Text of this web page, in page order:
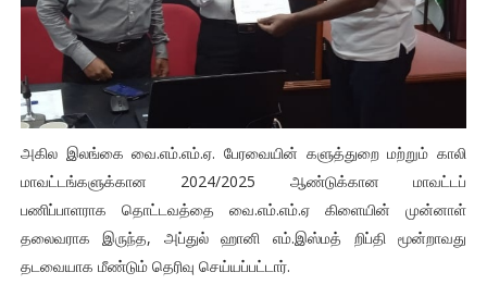
அகில இலங்கை வை.எம்.எம்.ஏ. பேரவையின் களுத்துறை மற்றும் காலி
மாவட்டங்களுக்கான 2024/2025 ஆண்டுக்கான மாவட்டப்
பணிப்பாளராக தொட்டவத்தை வை.எம்.எம்.ஏ கிளையின் முன்னாள்
தலைவராக இருந்த, அப்துல் ஹானி எம்.இஸ்மத் றிப்தி மூன்றாவது
தடவையாக மீண்டும் தெரிவு செய்யப்பட்டார்.